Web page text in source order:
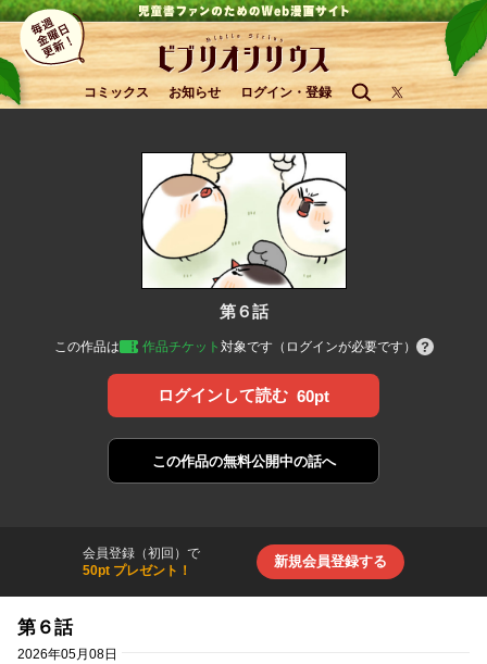
コミックス お知らせ ログイン・登録
第６話
この作品は 作品チケット 対象です（ログインが必要です）
ログインして読む 60pt
この作品の無料公開中の話へ
会員登録（初回）で
50pt プレゼント！
新規会員登録する
第６話
2026年05月08日